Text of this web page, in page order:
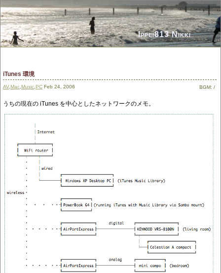
Ippei813 Nikki
iTunes 環境
AV,Mac Music PC Feb 24, 2006 BGM: /
うちの現在の iTunes を中心としたネットワークのメモ。